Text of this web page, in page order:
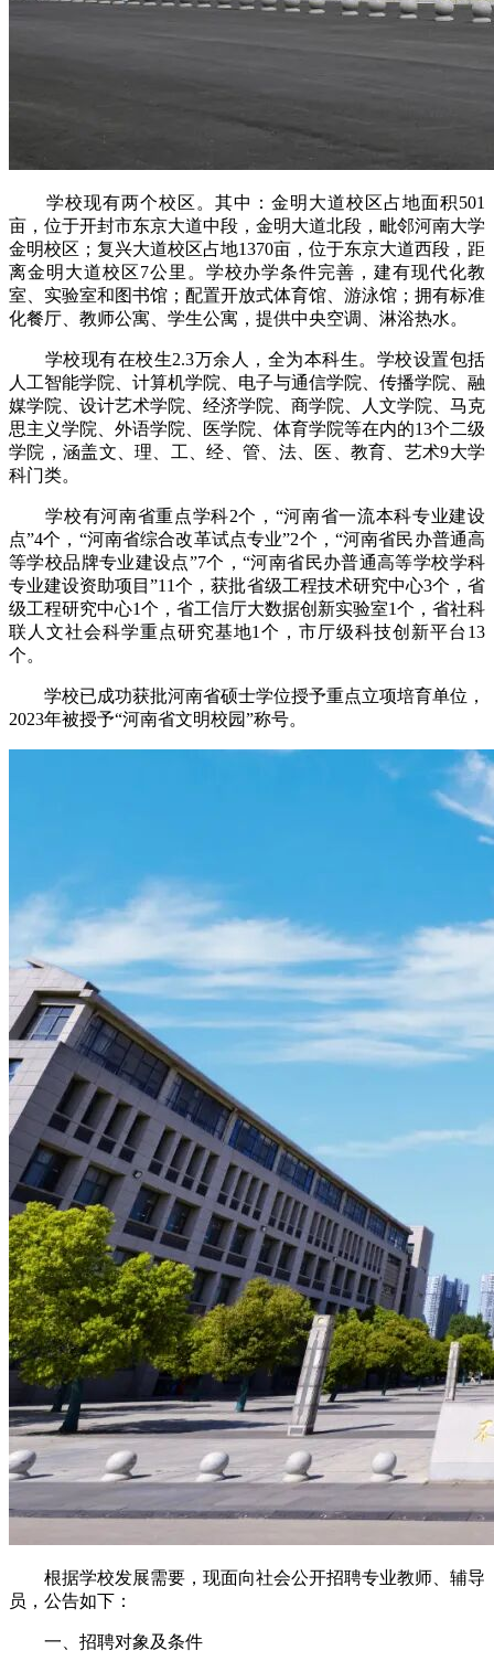
学校现有两个校区。其中：金明大道校区占地面积501
亩，位于开封市东京大道中段，金明大道北段，毗邻河南大学
金明校区；复兴大道校区占地1370亩，位于东京大道西段，距
离金明大道校区7公里。学校办学条件完善，建有现代化教
室、实验室和图书馆；配置开放式体育馆、游泳馆；拥有标准
化餐厅、教师公寓、学生公寓，提供中央空调、淋浴热水。
学校现有在校生2.3万余人，全为本科生。学校设置包括
人工智能学院、计算机学院、电子与通信学院、传播学院、融
媒学院、设计艺术学院、经济学院、商学院、人文学院、马克
思主义学院、外语学院、医学院、体育学院等在内的13个二级
学院，涵盖文、理、工、经、管、法、医、教育、艺术9大学
科门类。
学校有河南省重点学科2个，“河南省一流本科专业建设
点”4个，“河南省综合改革试点专业”2个，“河南省民办普通高
等学校品牌专业建设点”7个，“河南省民办普通高等学校学科
专业建设资助项目”11个，获批省级工程技术研究中心3个，省
级工程研究中心1个，省工信厅大数据创新实验室1个，省社科
联人文社会科学重点研究基地1个，市厅级科技创新平台13
个。
学校已成功获批河南省硕士学位授予重点立项培育单位，
2023年被授予“河南省文明校园”称号。
根据学校发展需要，现面向社会公开招聘专业教师、辅导
员，公告如下：
一、招聘对象及条件